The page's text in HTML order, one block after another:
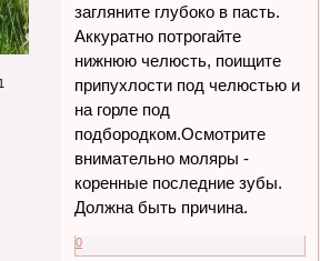
загляните глубоко в пасть.
Аккуратно потрогайте
нижнюю челюсть, поищите
припухлости под челюстью и
на горле под
подбородком.Осмотрите
внимательно моляры -
коренные последние зубы.
Должна быть причина.
0